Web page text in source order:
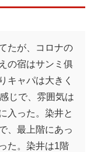
たが、コロナの
の宿はサンミ俱
キャパは大きく
じで、雰囲気は
入った。染井と
、最上階にあっ
た。染井は1階